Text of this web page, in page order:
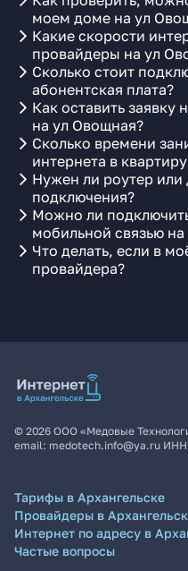
моем доме на ул
Какие скорости
провайдеры на ул
Сколько стоит
абонентская плата?
Как оставить заявку
на ул Овощная?
Сколько времени
интернета в
Нужен ли роутер или
подключения?
Можно ли
мобильной связью
Что делать, если в
провайдера?
© 2026 ООО «Медовые
email: medotech.info@ya.ru
Тарифы в Архангельске
Провайдеры в
Интернет по адресу в
Частые вопросы